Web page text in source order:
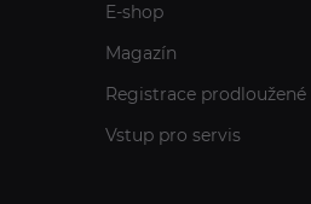
E-shop
Magazín
Registrace prodloužené
Vstup pro servis